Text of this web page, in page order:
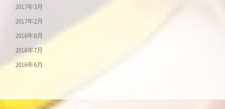
2017年3月
2017年2月
2016年8月
2016年7月
2016年6月